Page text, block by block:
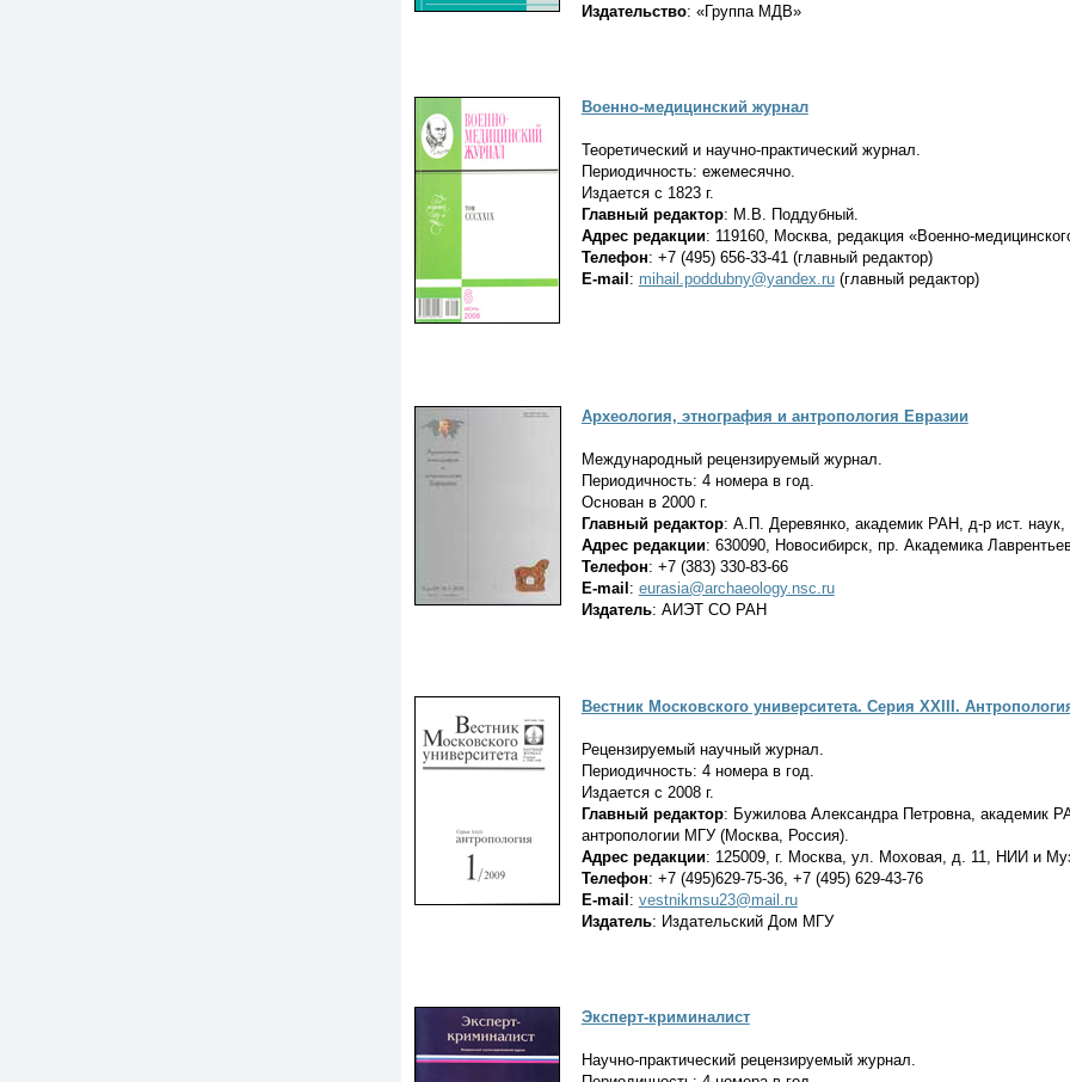
Издательство: «Группа МДВ»
Военно-медицинский журнал
Теоретический и научно-практический журнал.
Периодичность: ежемесячно.
Издается с 1823 г.
Главный редактор: М.В. Поддубный.
Адрес редакции: 119160, Москва, редакция «Военно-
Телефон: +7 (495) 656-33-41 (главный редактор)
E-mail : mihail.poddubny@yandex.ru(главный редактор)
Археология, этнография и антропология Евразии
Международный рецензируемый журнал.
Периодичность: 4 номера в год.
Основан в 2000 г.
Главный редактор: А.П. Деревянко, академик РАН, д-р ист. наук,
Адрес редакции: 630090, Новосибирск, пр. Академика
Телефон: +7 (383) 330-83-66
E-mail : eurasia@archaeology.nsc.ru
Издатель: АИЭТ СО РАН
Вестник Московского университета. Серия XXIII.
Рецензируемый научный журнал.
Периодичность: 4 номера в год.
Издается с 2008 г.
Главный редактор: Бужилова Александра Петровна, академик
антропологии МГУ (Москва, Россия).
Адрес редакции: 125009, г. Москва, ул. Моховая, д. 11, НИИ и
Телефон: +7 (495)629-75-36, +7 (495) 629-43-76
E-mail: vestnikmsu23@mail.ru
Издатель: Издательский Дом МГУ
Эксперт-криминалист
Научно-практический рецензируемый журнал.